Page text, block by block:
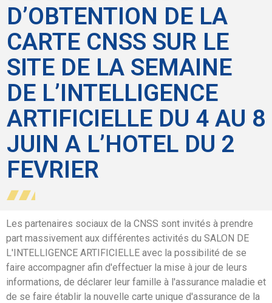
D’OBTENTION DE LA
CARTE CNSS SUR LE
SITE DE LA SEMAINE
DE L’INTELLIGENCE
ARTIFICIELLE DU 4 AU 8
JUIN A L’HOTEL DU 2
FEVRIER
Les partenaires sociaux de la CNSS sont invités à prendre
part massivement aux différentes activités du SALON DE
L'INTELLIGENCE ARTIFICIELLE avec la possibilité de se
faire accompagner afin d'effectuer la mise à jour de leurs
informations, de déclarer leur famille à l'assurance maladie et
de se faire établir la nouvelle carte unique d'assurance de la